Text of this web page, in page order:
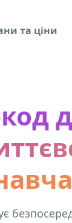
та ціни